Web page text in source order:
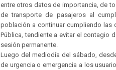
entre otros datos de importancia, de
de transporte de pasajeros al
población a continuar cumpliendo las
Pública, tendiente a evitar el contagio
sesión permanente.
Luego del mediodía del sábado,
de urgencia o emergencia a los